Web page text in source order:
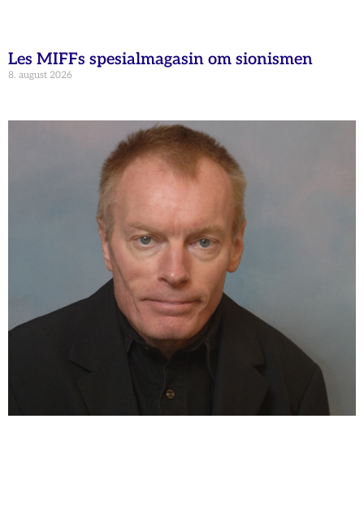
Les MIFFs spesialmagasin om sionismen
8. august 2026